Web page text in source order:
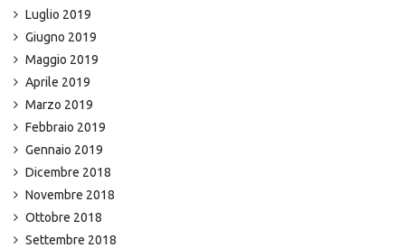
Luglio 2019
Giugno 2019
Maggio 2019
Aprile 2019
Marzo 2019
Febbraio 2019
Gennaio 2019
Dicembre 2018
Novembre 2018
Ottobre 2018
Settembre 2018